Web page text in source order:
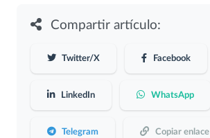
Compartir artículo:
Twitter/X Facebook
LinkedIn WhatsApp
Telegram Copiar enlace